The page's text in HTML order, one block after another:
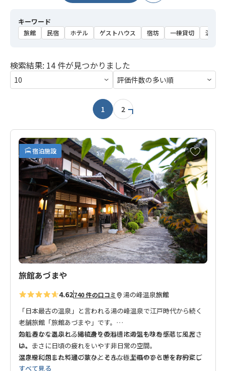
キーワード
旅館 民宿 ホテル ゲストハウス 宿坊 一棟貸切 温泉
検索結果: 14 件が見つかりました
1 2
宿泊施設
お
気
に
入
り
に
追
加
旅館あづまや
4.62740 件の口コミ 湯の峰温泉旅館
「日本最古の温泉」と言われる湯の峰温泉で江戸時代から続く
老舗旅館「旅館あづまや」です。
効能豊かな温泉と、総槙造りの浴槽に湯気を味わう蒸し風呂
は、まさに日頃の疲れをいやす非日常の空間。
温泉を利用した料理の数々。そんな、至福のひと時を存分にご
堪能ください
おしみなくあふれる湯に身を委ね、木の温もりを感じてくださ
い。
深き緑に包まれて過ごすひととき。極上のやすらぎをお約束し
ます。
すべて見る